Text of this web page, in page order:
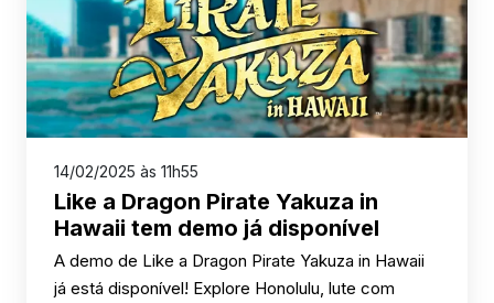
14/02/2025 às 11h55
Like a Dragon Pirate Yakuza in
Hawaii tem demo já disponível
A demo de Like a Dragon Pirate Yakuza in Hawaii
já está disponível! Explore Honolulu, lute com